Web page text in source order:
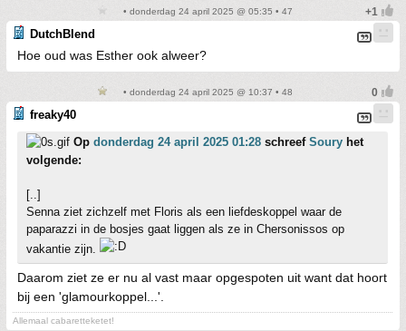
• donderdag 24 april 2025 @ 05:35 • 47
DutchBlend
Hoe oud was Esther ook alweer?
• donderdag 24 april 2025 @ 10:37 • 48
freaky40
Op donderdag 24 april 2025 01:28 schreef Soury het
volgende:
[..]
Senna ziet zichzelf met Floris als een liefdeskoppel waar de
paparazzi in de bosjes gaat liggen als ze in Chersonissos op
vakantie zijn.
Daarom ziet ze er nu al vast maar opgespoten uit want dat hoort
bij een 'glamourkoppel...'.
Allemaal cabaretteketet!